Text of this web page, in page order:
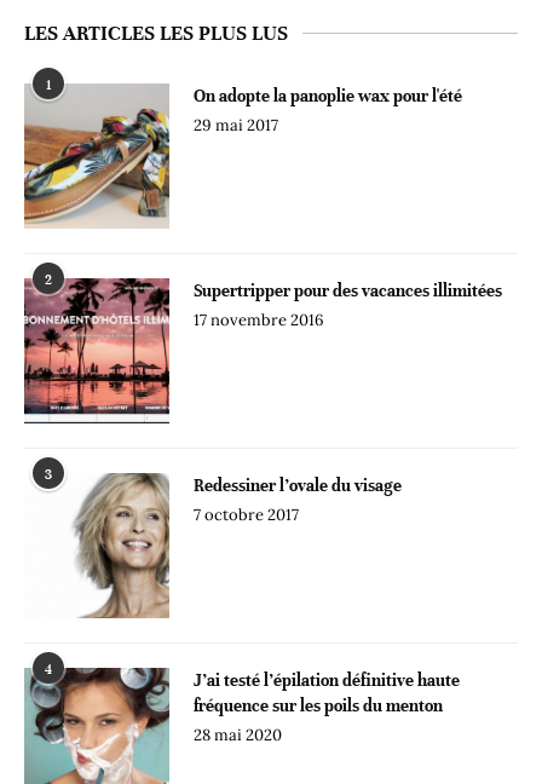
LES ARTICLES LES PLUS LUS
1
On adopte la panoplie wax pour l'été
29 mai 2017
2
Supertripper pour des vacances illimitées
17 novembre 2016
3
Redessiner l’ovale du visage
7 octobre 2017
4
J’ai testé l’épilation définitive haute
fréquence sur les poils du menton
28 mai 2020